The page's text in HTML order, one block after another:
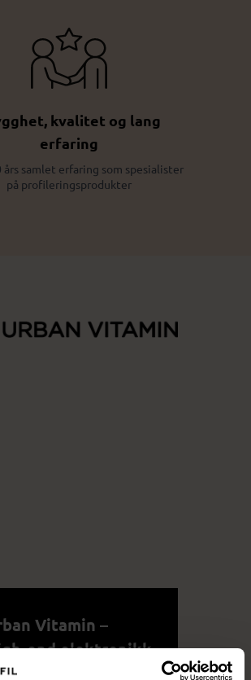
kvalitet og lang
erfaring
års samlet erfaring som spesialister
på profileringsprodukter
Vitamin –
end elektronikk
en moderne